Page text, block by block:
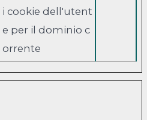
i cookie dell'utent
e per il dominio c
orrente